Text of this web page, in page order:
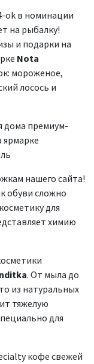
ok в номинации
на рыбалку!
и подарки на
Nota
мороженое,
лосось и
дома премиум-
ярмарке
нашего сайта!
обуви сложно
для
химию
. От мыла до
из натуральных
тяжелую
для
кофе свежей